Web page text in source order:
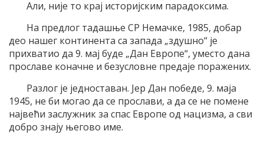
Али, није то крај историјским парадоксима.
На предлог тадашње СР Немачке, 1985, добар
део нашег континента са запада „здушно“ је
прихватио да 9. мај буде „Дан Европе“, уместо дана
прославе коначне и безусловне предаје поражених.
Разлог је једноставан. Јер Дан победе, 9. маја
1945, не би могао да се прослави, а да се не помене
највећи заслужник за спас Европе од нацизма, а сви
добро знају његово име.